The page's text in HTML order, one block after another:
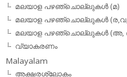
മലയാള പഴഞ്ചൊല്ലുകള്‍ (മ)
മലയാള പഴഞ്ചൊല്ലുകള്‍
മലയാള പഴഞ്ചൊല്ലുകൾ (അ,
വ്യാകരണം
Malayalam
അക്ഷരശ്ലോകം